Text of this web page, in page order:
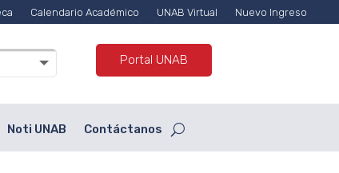
Calendario Académico UNAB Virtual Nuevo Ingreso
Portal UNAB
Noti UNAB Contáctanos